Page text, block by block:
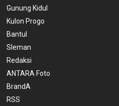
Gunung Kidul
Kulon Progo
Bantul
Sleman
Redaksi
ANTARA Foto
BrandA
RSS